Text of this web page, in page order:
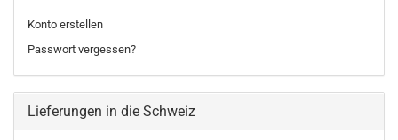
Konto erstellen
Passwort vergessen?
Lieferungen in die Schweiz